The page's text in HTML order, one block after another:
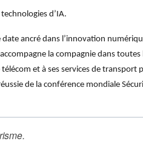
d’IA.
ancré dans l’innovation
la compagnie dans
et à ses services de transport
de la conférence mondiale
.